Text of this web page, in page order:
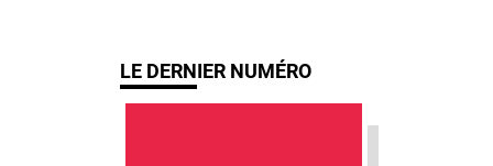
LE DERNIER NUMÉRO